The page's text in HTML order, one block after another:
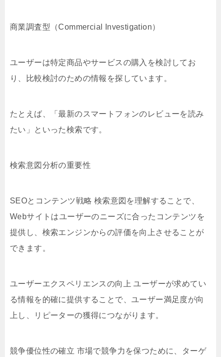
商業調査型（Commercial Investigation）
ユーザーは特定商品やサービスの購入を検討してお
り、比較検討のための情報を探しています。
たとえば、「最新のスマートフォンのレビューを読み
たい」といった検索です。
検索意図分析の重要性
SEOとコンテンツ戦略 検索意図を理解することで、
Webサイトはユーザーのニーズに合ったコンテンツを
提供し、検索エンジンからの評価を向上させることが
できます。
ユーザーエクスペリエンスの向上 ユーザーが求めてい
る情報を的確に提供することで、ユーザー満足度が向
上し、リピーターの獲得につながります。
競争優位性の確立 市場で競争力を保つために、ターゲ